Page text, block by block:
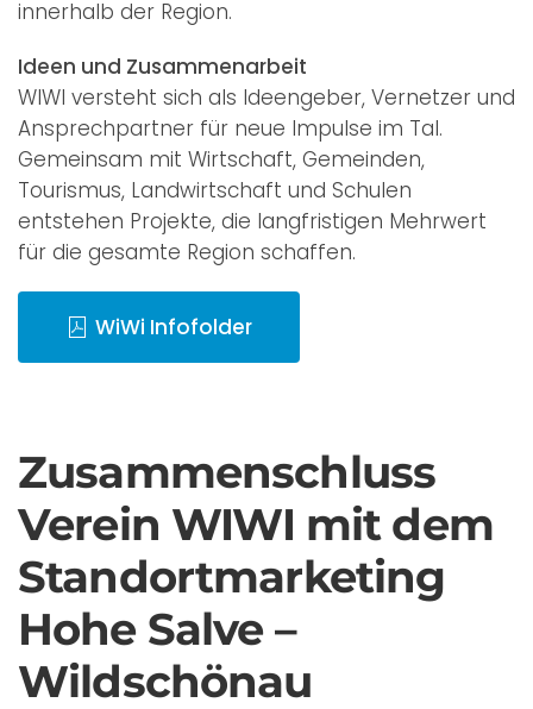
innerhalb der Region.
Ideen und Zusammenarbeit
WIWI versteht sich als Ideengeber, Vernetzer und
Ansprechpartner für neue Impulse im Tal.
Gemeinsam mit Wirtschaft, Gemeinden,
Tourismus, Landwirtschaft und Schulen
entstehen Projekte, die langfristigen Mehrwert
für die gesamte Region schaffen.
WiWi Infofolder
Zusammen­schluss
Verein WIWI mit dem
Standort­marketing
Hohe Salve –
Wildschönau